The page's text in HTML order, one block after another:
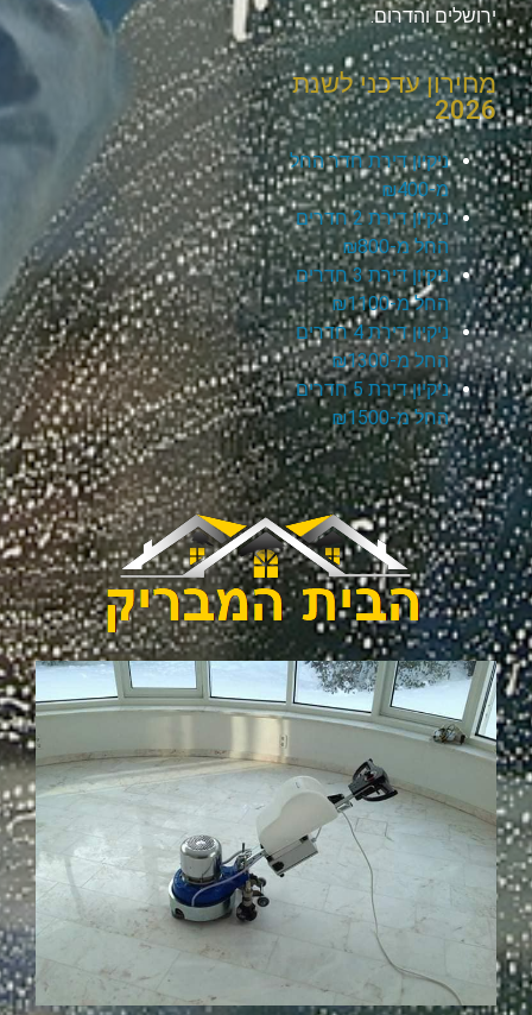
ירושלים והדרום.
מחירון עדכני לשנת
2026
ניקיון דירת חדר החל
מ-₪400
ניקיון דירת 2 חדרים
החל מ-₪800
ניקיון דירת 3 חדרים
החל מ-₪1100
ניקיון דירת 4 חדרים
החל מ-₪1300
ניקיון דירת 5 חדרים
החל מ-₪1500